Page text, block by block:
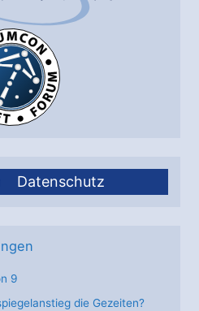
Datenschutz
9
die Gezeiten?